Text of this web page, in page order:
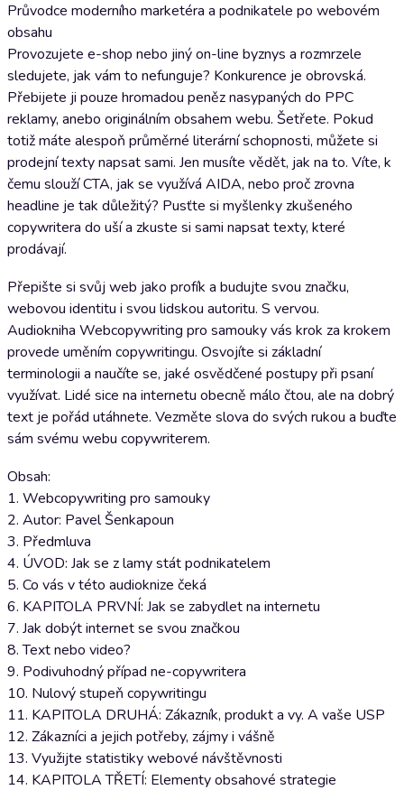
Průvodce moderního marketéra a podnikatele po webovém
obsahu
Provozujete e-shop nebo jiný on-line byznys a rozmrzele
sledujete, jak vám to nefunguje? Konkurence je obrovská.
Přebijete ji pouze hromadou peněz nasypaných do PPC
reklamy, anebo originálním obsahem webu. Šetřete. Pokud
totiž máte alespoň průměrné literární schopnosti, můžete si
prodejní texty napsat sami. Jen musíte vědět, jak na to. Víte, k
čemu slouží CTA, jak se využívá AIDA, nebo proč zrovna
headline je tak důležitý? Pusťte si myšlenky zkušeného
copywritera do uší a zkuste si sami napsat texty, které
prodávají.
Přepište si svůj web jako profík a budujte svou značku,
webovou identitu i svou lidskou autoritu. S vervou.
Audiokniha Webcopywriting pro samouky vás krok za krokem
provede uměním copywritingu. Osvojíte si základní
terminologii a naučíte se, jaké osvědčené postupy při psaní
využívat. Lidé sice na internetu obecně málo čtou, ale na dobrý
text je pořád utáhnete. Vezměte slova do svých rukou a buďte
sám svému webu copywriterem.
Obsah:
1. Webcopywriting pro samouky
2. Autor: Pavel Šenkapoun
3. Předmluva
4. ÚVOD: Jak se z lamy stát podnikatelem
5. Co vás v této audioknize čeká
6. KAPITOLA PRVNÍ: Jak se zabydlet na internetu
7. Jak dobýt internet se svou značkou
8. Text nebo video?
9. Podivuhodný případ ne-copywritera
10. Nulový stupeň copywritingu
11. KAPITOLA DRUHÁ: Zákazník, produkt a vy. A vaše USP
12. Zákazníci a jejich potřeby, zájmy i vášně
13. Využijte statistiky webové návštěvnosti
14. KAPITOLA TŘETÍ: Elementy obsahové strategie